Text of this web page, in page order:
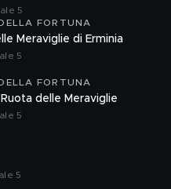
5
FORTUNA
Meraviglie di Erminia
5
FORTUNA
delle Meraviglie
5
5